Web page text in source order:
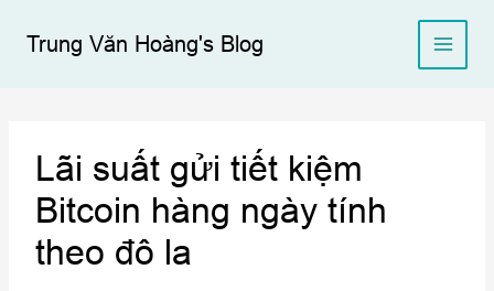
Trung Văn Hoàng's Blog
Lãi suất gửi tiết kiệm
Bitcoin hàng ngày tính
theo đô la